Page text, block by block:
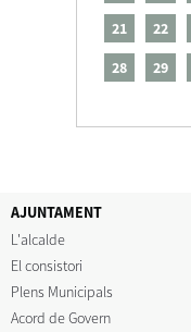
21
22
28
29
AJUNTAMENT
L'alcalde
El consistori
Plens Municipals
Acord de Govern